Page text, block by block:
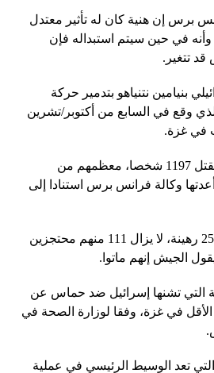
برس إن هنية كان له تأثير معتدل
وأنه في حين سيتم استبداله فإن
قد تتغير.
بنيامين نتنياهو بتدمير حركة
وقع في السابع من أكتوبر/تشرين
في غزة.
وأسفر ذلك الهجوم عن مقتل 1197 شخصا، معظمهم من
وكالة فرانس برس استنادا إلى
كما اختطف المسلحون 251 رهينة، لا يزال 111 منهم محتجزين
التي تشنها إسرائيل ضد حماس عن
على الأقل في غزة، وفقا لوزارة الصحة في
تعد الوسيط الرئيسي في عملية